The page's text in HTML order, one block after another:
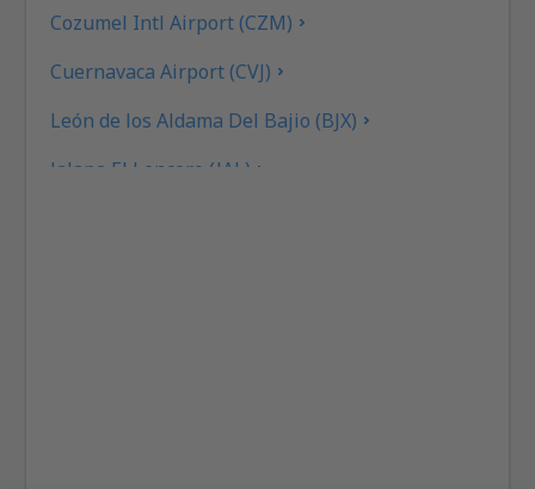
Cozumel Intl Airport (CZM)
Cuernavaca Airport (CVJ)
León de los Aldama Del Bajio (BJX)
Jalapa El Lencero (JAL)